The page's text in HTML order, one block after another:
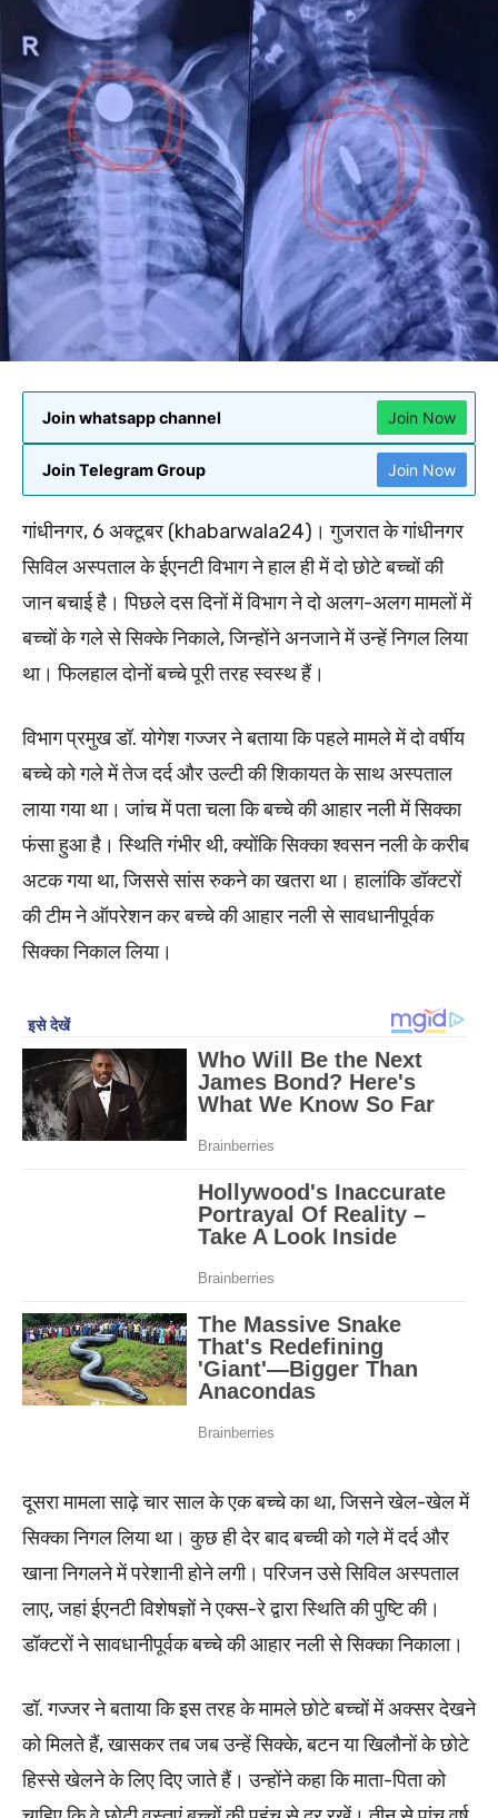
Join whatsapp channel Join Now
Join Telegram Group Join Now
गांधीनगर, 6 अक्टूबर (khabarwala24)। गुजरात के गांधीनगर
सिविल अस्पताल के ईएनटी विभाग ने हाल ही में दो छोटे बच्चों की
जान बचाई है। पिछले दस दिनों में विभाग ने दो अलग-अलग मामलों में
बच्चों के गले से सिक्के निकाले, जिन्होंने अनजाने में उन्हें निगल लिया
था। फिलहाल दोनों बच्चे पूरी तरह स्वस्थ हैं।
विभाग प्रमुख डॉ. योगेश गज्जर ने बताया कि पहले मामले में दो वर्षीय
बच्चे को गले में तेज दर्द और उल्टी की शिकायत के साथ अस्पताल
लाया गया था। जांच में पता चला कि बच्चे की आहार नली में सिक्का
फंसा हुआ है। स्थिति गंभीर थी, क्योंकि सिक्का श्वसन नली के करीब
अटक गया था, जिससे सांस रुकने का खतरा था। हालांकि डॉक्टरों
की टीम ने ऑपरेशन कर बच्चे की आहार नली से सावधानीपूर्वक
सिक्का निकाल लिया।
दूसरा मामला साढ़े चार साल के एक बच्चे का था, जिसने खेल-खेल में
सिक्का निगल लिया था। कुछ ही देर बाद बच्ची को गले में दर्द और
खाना निगलने में परेशानी होने लगी। परिजन उसे सिविल अस्पताल
लाए, जहां ईएनटी विशेषज्ञों ने एक्स-रे द्वारा स्थिति की पुष्टि की।
डॉक्टरों ने सावधानीपूर्वक बच्चे की आहार नली से सिक्का निकाला।
डॉ. गज्जर ने बताया कि इस तरह के मामले छोटे बच्चों में अक्सर देखने
को मिलते हैं, खासकर तब जब उन्हें सिक्के, बटन या खिलौनों के छोटे
हिस्से खेलने के लिए दिए जाते हैं। उन्होंने कहा कि माता-पिता को